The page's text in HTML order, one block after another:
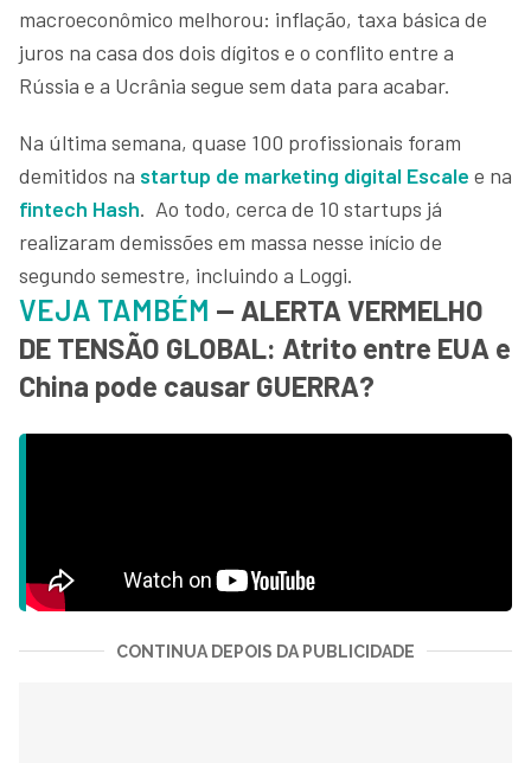
macroeconômico melhorou: inflação, taxa básica de
juros na casa dos dois dígitos e o conflito entre a
Rússia e a Ucrânia segue sem data para acabar.
Na última semana, quase 100 profissionais foram
demitidos na startup de marketing digital Escale e na
fintech Hash. Ao todo, cerca de 10 startups já
realizaram demissões em massa nesse início de
segundo semestre, incluindo a Loggi.
VEJA TAMBÉM — ALERTA VERMELHO
DE TENSÃO GLOBAL: Atrito entre EUA e
China pode causar GUERRA?
CONTINUA DEPOIS DA PUBLICIDADE